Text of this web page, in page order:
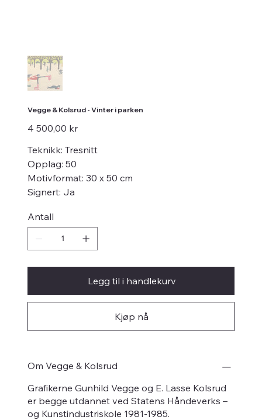
Vegge & Kolsrud - Vinter i parken
Pris
4 500,00 kr
Teknikk: Tresnitt
Opplag: 50
Motivformat: 30 x 50 cm
Signert: Ja
Antall
Legg til i handlekurv
Kjøp nå
Om Vegge & Kolsrud
Grafikerne Gunhild Vegge og E. Lasse Kolsrud
er begge utdannet ved Statens Håndeverks –
og Kunstindustriskole 1981-1985.